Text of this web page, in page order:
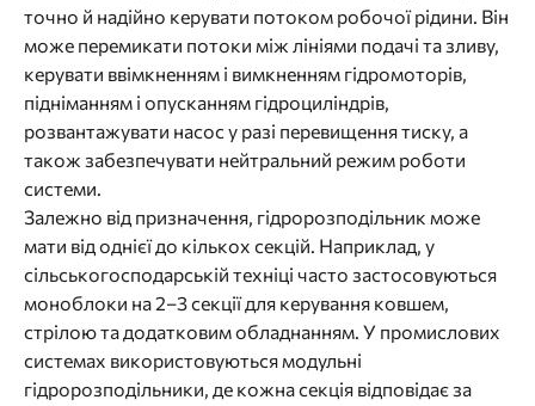
точно й надійно керувати потоком робочої рідини. Він
може перемикати потоки між лініями подачі та зливу,
керувати ввімкненням і вимкненням гідромоторів,
підніманням і опусканням гідроциліндрів,
розвантажувати насос у разі перевищення тиску, а
також забезпечувати нейтральний режим роботи
системи.
Залежно від призначення, гідророзподільник може
мати від однієї до кількох секцій. Наприклад, у
сільськогосподарській техніці часто застосовуються
моноблоки на 2–3 секції для керування ковшем,
стрілою та додатковим обладнанням. У промислових
системах використовуються модульні
гідророзподільники, де кожна секція відповідає за